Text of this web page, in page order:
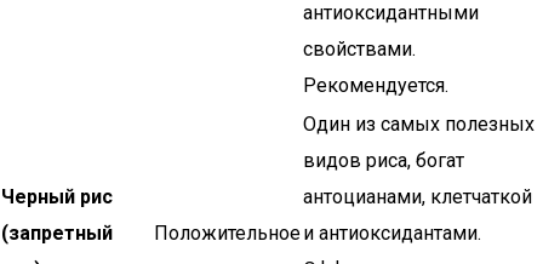
антиоксидантными
свойствами.
Рекомендуется.
Черный рис
(запретный
Положительное
Один из самых полезных
видов риса, богат
антоцианами, клетчаткой
и антиоксидантами.